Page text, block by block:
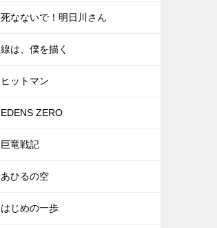
死なないで！明日川さん
線は、僕を描く
ヒットマン
EDENS ZERO
巨竜戦記
あひるの空
はじめの一歩